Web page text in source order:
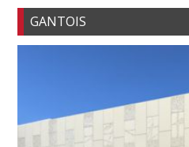
GANTOIS